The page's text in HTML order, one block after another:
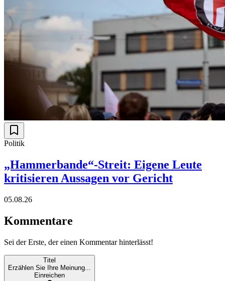
Politik
„Hammerbande“-Streit: Eigene Leute
kritisieren Aussagen vor Gericht
05.08.26
Kommentare
Sei der Erste, der einen Kommentar hinterlässt!
Titel
Erzählen Sie Ihre Meinung...
Einreichen